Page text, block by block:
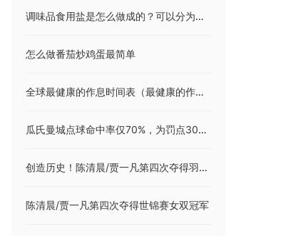
调味品食用盐是怎么做成的？可以分为多少种？有必要抢购吗？
怎么做番茄炒鸡蛋最简单
全球最健康的作息时间表（最健康的作息时间表）
瓜氏曼城点球命中率仅70%，为罚点30次以上英超球队中最低
创造历史！陈清晨/贾一凡第四次夺得羽毛球世锦赛女双冠军
陈清晨/贾一凡第四次夺得世锦赛女双冠军